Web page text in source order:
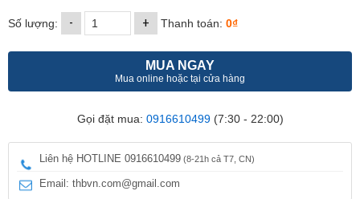
Số lượng: - + Thanh toán: 0₫
MUA NGAY
Mua online hoặc tại cửa hàng
Gọi đặt mua: 0916610499(7:30 - 22:00)
Liên hệ HOTLINE 0916610499 (8-21h cả T7, CN)
Email: thbvn.com@gmail.com